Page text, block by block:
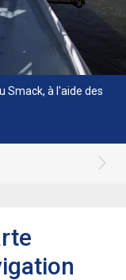
Smack, à l'aide des